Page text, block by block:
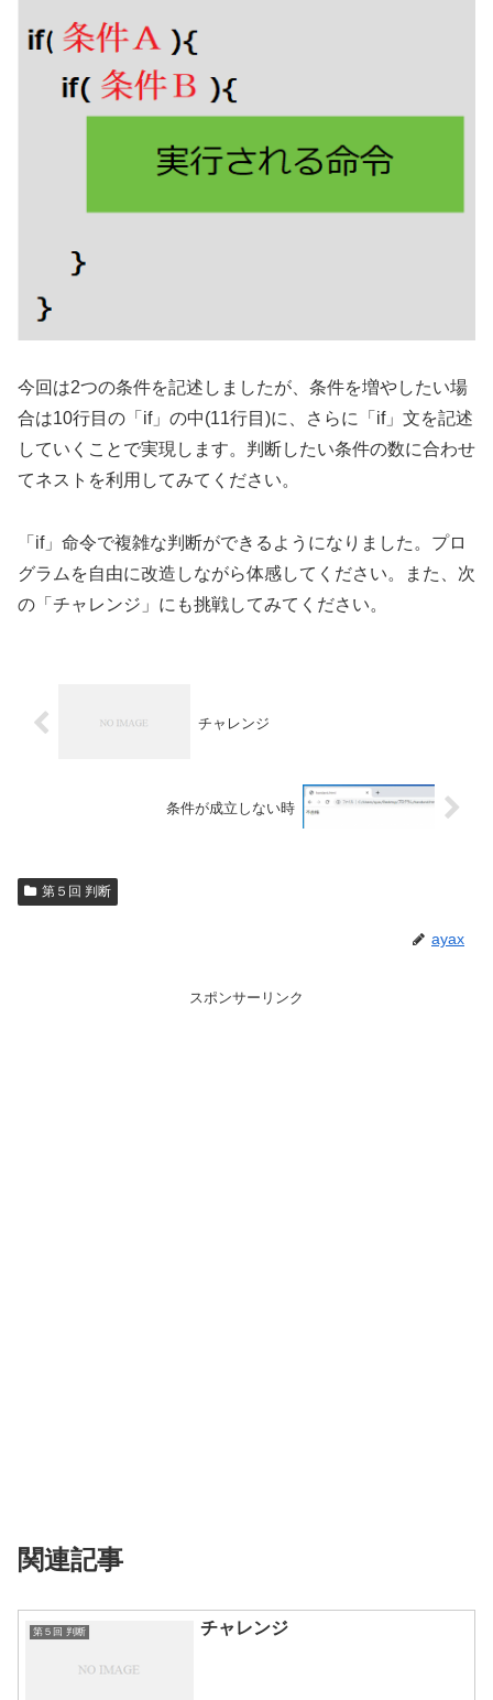
今回は2つの条件を記述しましたが、条件を増やしたい場
合は10行目の「if」の中(11行目)に、さらに「if」文を記述
していくことで実現します。判断したい条件の数に合わせ
てネストを利用してみてください。
「if」命令で複雑な判断ができるようになりました。プロ
グラムを自由に改造しながら体感してください。また、次
の「チャレンジ」にも挑戦してみてください。
チャレンジ
条件が成立しない時
第５回 判断
ayax
スポンサーリンク
関連記事
第５回 判断 チャレンジ